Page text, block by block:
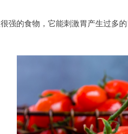
强的食物，它能刺激胃产生过多